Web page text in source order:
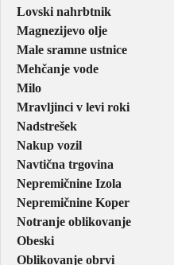
Lovski nahrbtnik
Magnezijevo olje
Male sramne ustnice
Mehčanje vode
Milo
Mravljinci v levi roki
Nadstrešek
Nakup vozil
Navtična trgovina
Nepremičnine Izola
Nepremičnine Koper
Notranje oblikovanje
Obeski
Oblikovanje obrvi